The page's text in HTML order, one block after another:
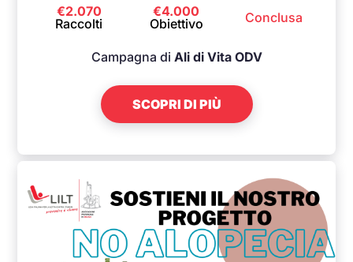
€2.070
Raccolti
€4.000
Obiettivo
Conclusa
Campagna di Ali di Vita ODV
SCOPRI DI PIÙ